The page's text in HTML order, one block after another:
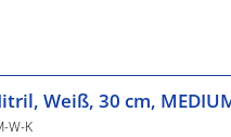
Weiß, 30 cm,
W-K